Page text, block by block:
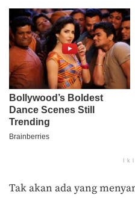
Tak akan ada yang